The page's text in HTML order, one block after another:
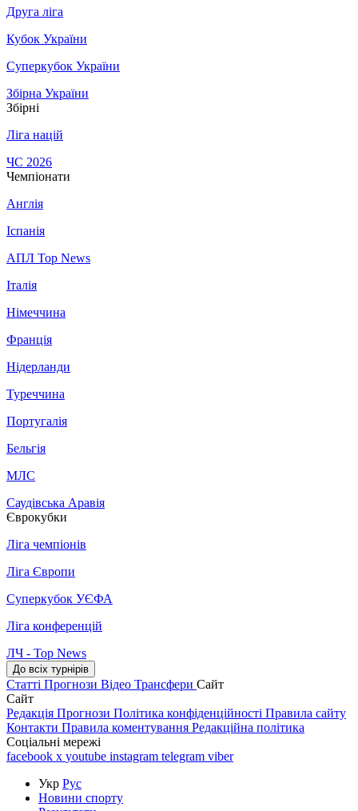
Друга ліга
Кубок України
Суперкубок України
Збірна України
Збірні
Ліга націй
ЧС 2026
Чемпіонати
Англія
Іспанія
АПЛ Top News
Італія
Німеччина
Франція
Нідерланди
Туреччина
Португалія
Бельгія
МЛС
Саудівська Аравія
Єврокубки
Ліга чемпіонів
Ліга Європи
Суперкубок УЄФА
Ліга конференцій
ЛЧ - Top News
До всіх турнірів
Статті Прогнози Відео Трансфери Сайт
Сайт
Редакція Прогнози Політика конфіденційності Правила сайту
Контакти Правила коментування Редакційна політика
Соціальні мережі
facebook x youtube instagram telegram viber
Укр Рус
Новини спорту